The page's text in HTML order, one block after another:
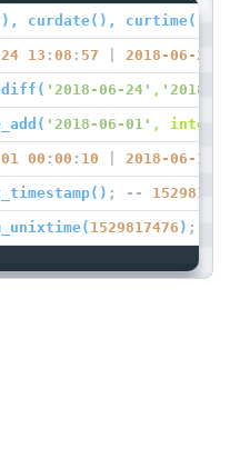
), curdate( ), curtime(
13 : 08 : 57 2018 -06 -24
( '2018-06-24' , '2018-
( '2018-06-01' ,
00 : 00 : 10 2018 -06 -11
( ) ; --
( 1529817476 ) ;